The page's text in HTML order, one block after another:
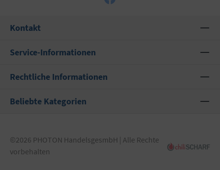
Kontakt
Service-Informationen
Rechtliche Informationen
Beliebte Kategorien
©2026 PHOTON HandelsgesmbH | Alle Rechte
vorbehalten